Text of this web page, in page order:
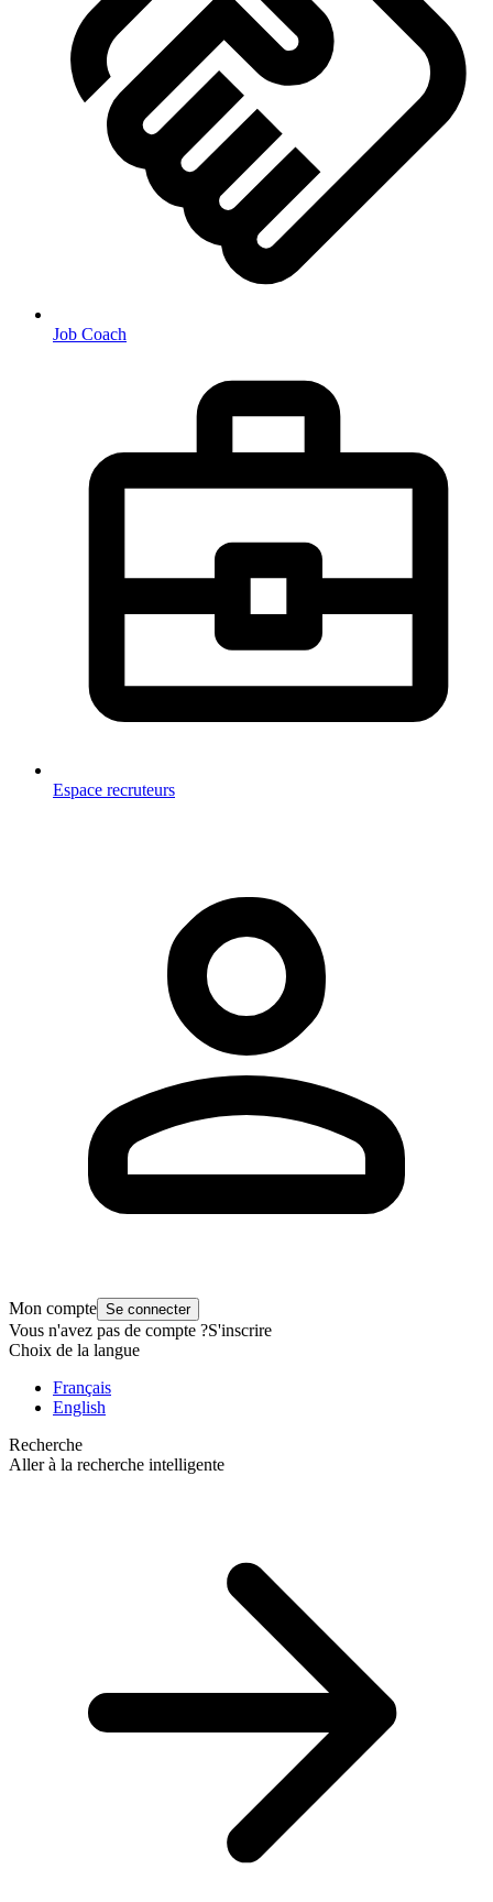
Job Coach
Espace recruteurs
Mon compte Se connecter
Vous n'avez pas de compte ?S'inscrire
Choix de la langue
Français
English
Recherche
Aller à la recherche intelligente